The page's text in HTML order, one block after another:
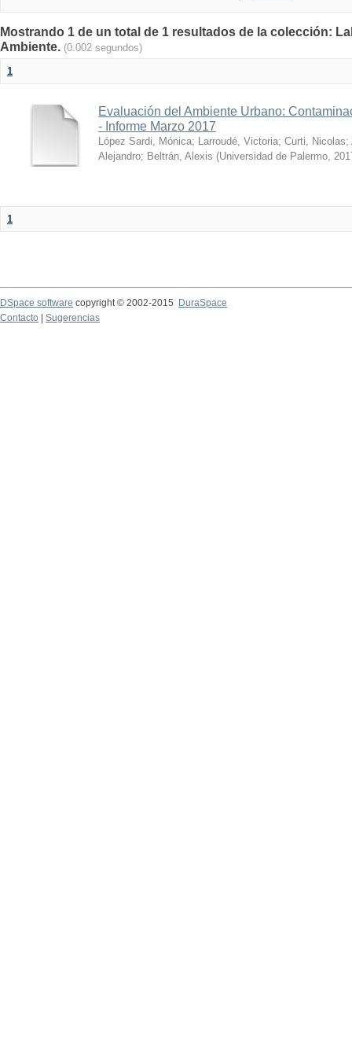
Mostrando 1 de un total de 1 resultados de la colección:
Ambiente. (0.002 segundos)
1
Evaluación del Ambiente Urbano:
- Informe Marzo 2017
López Sardi, Mónica; Larroudé, Victoria; Curti, Nicolas;
Alejandro; Beltrán, Alexis (Universidad de Palermo,
1
DSpace software copyright © 2002-2015
DuraSpace
Contacto
Sugerencias